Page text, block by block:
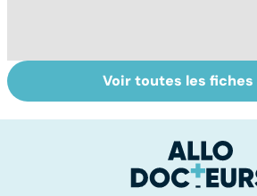
Gynéco : un suivi
pour la vie
Voir toutes les fiches